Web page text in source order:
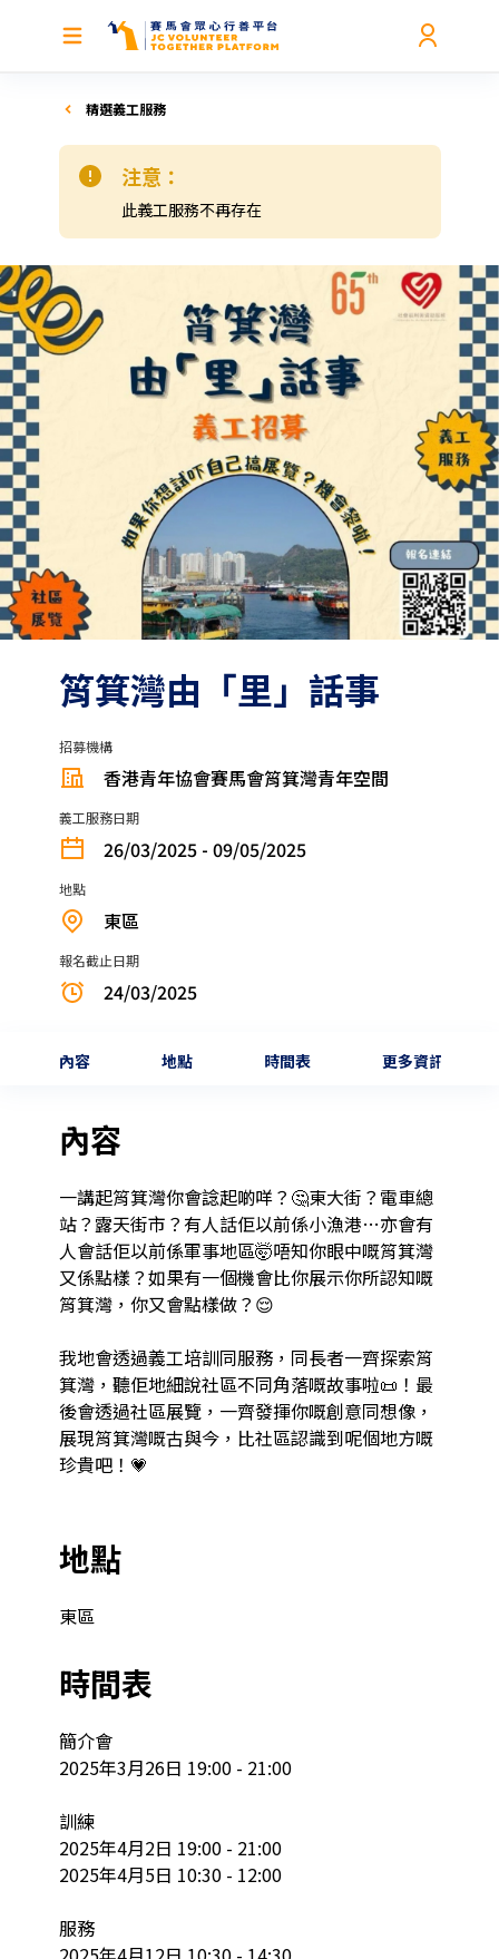
精選義工服務
注意：
此義工服務不再存在
筲箕灣由「里」話事
招募機構
香港青年協會賽馬會筲箕灣青年空間
義工服務日期
26/03/2025 - 09/05/2025
地點
東區
報名截止日期
24/03/2025
內容 地點 時間表 更多資訊
內容
一講起筲箕灣你會諗起啲咩？🤔東大街？電車總
站？露天街市？有人話佢以前係小漁港…亦會有
人會話佢以前係軍事地區🤯唔知你眼中嘅筲箕灣
又係點樣？如果有一個機會比你展示你所認知嘅
筲箕灣，你又會點樣做？😌
我地會透過義工培訓同服務，同長者一齊探索筲
箕灣，聽佢地細說社區不同角落嘅故事啦📜！最
後會透過社區展覽，一齊發揮你嘅創意同想像，
展現筲箕灣嘅古與今，比社區認識到呢個地方嘅
珍貴吧！💗
地點
東區
時間表
簡介會
2025年3月26日 19:00 - 21:00
訓練
2025年4月2日 19:00 - 21:00
2025年4月5日 10:30 - 12:00
服務